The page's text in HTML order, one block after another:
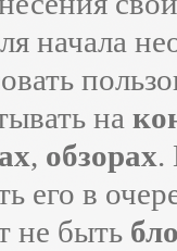
начала
на
, обзорах.
его в
не быть